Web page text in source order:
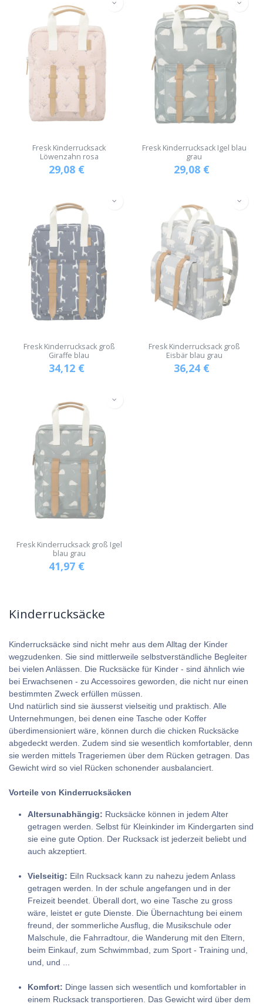
Fresk Kinderrucksack
Löwenzahn rosa
29,08 €
Fresk Kinderrucksack Igel blau
grau
29,08 €
Fresk Kinderrucksack groß
Giraffe blau
34,12 €
Fresk Kinderrucksack groß
Eisbär blau grau
36,24 €
Fresk Kinderrucksack groß Igel
blau grau
41,97 €
Kinderrucksäcke
Kinderrucksäcke sind nicht mehr aus dem Alltag der Kinder
wegzudenken. Sie sind mittlerweile selbstverständliche Begleiter
bei vielen Anlässen. Die Rucksäcke für Kinder - sind ähnlich wie
bei Erwachsenen - zu Accessoires geworden, die nicht nur einen
bestimmten Zweck erfüllen müssen.
Und natürlich sind sie äusserst vielseitig und praktisch. Alle
Unternehmungen, bei denen eine Tasche oder Koffer
überdimensioniert wäre, können durch die chicken Rucksäcke
abgedeckt werden. Zudem sind sie wesentlich komfortabler, denn
sie werden mittels Trageriemen über dem Rücken getragen. Das
Gewicht wird so viel Rücken schonender ausbalanciert.
Vorteile von Kinderrucksäcken
Altersunabhängig: Rucksäcke können in jedem Alter
getragen werden. Selbst für Kleinkinder im Kindergarten sind
sie eine gute Option. Der Rucksack ist jederzeit beliebt und
auch akzeptiert.
Vielseitig: EiIn Rucksack kann zu nahezu jedem Anlass
getragen werden. In der schule angefangen und in der
Freizeit beendet. Überall dort, wo eine Tasche zu gross
wäre, leistet er gute Dienste. Die Übernachtung bei einem
freund, der sommerliche Ausflug, die Musikschule oder
Malschule, die Fahrradtour, die Wanderung mit den Eltern,
beim Einkauf, zum Schwimmbad, zum Sport - Training und,
und, und ...
Komfort: Dinge lassen sich wesentlich und komfortabler in
einem Rucksack transportieren. Das Gewicht wird über dem